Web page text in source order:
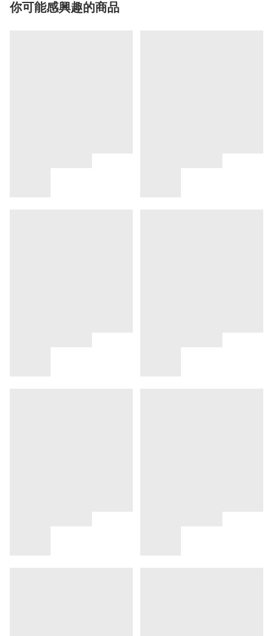
你可能感興趣的商品